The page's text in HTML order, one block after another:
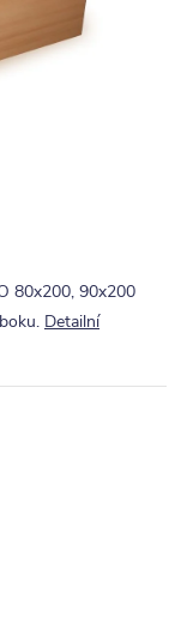
80x200, 90x200
Detailní